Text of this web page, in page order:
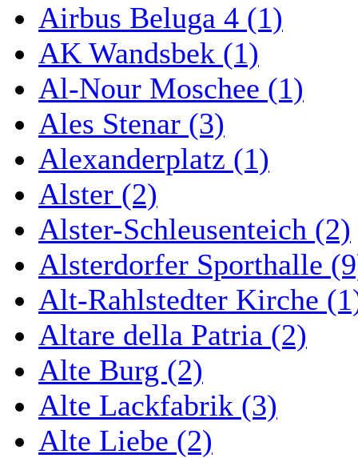
Airbus Beluga 4 (1)
AK Wandsbek (1)
Al-Nour Moschee (1)
Ales Stenar (3)
Alexanderplatz (1)
Alster (2)
Alster-Schleusenteich (2)
Alsterdorfer Sporthalle
Alt-Rahlstedter Kirche
Altare della Patria (2)
Alte Burg (2)
Alte Lackfabrik (3)
Alte Liebe (2)